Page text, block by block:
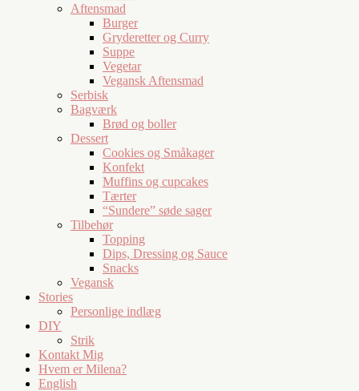
Aftensmad
Burger
Gryderetter og Curry
Suppe
Vegetar
Vegansk Aftensmad
Serbisk
Bagværk
Brød og boller
Dessert
Cookies og Småkager
Konfekt
Muffins og cupcakes
Tærter
“Sundere” søde sager
Tilbehør
Topping
Dips, Dressing og Sauce
Snacks
Vegansk
Stories
Personlige indlæg
DIY
Strik
Kontakt Mig
Hvem er Milena?
English